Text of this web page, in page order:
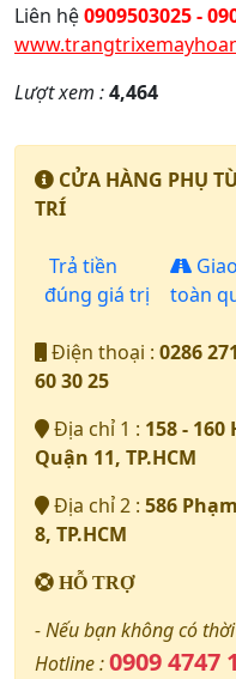
Liên hệ0909503025 -
Lượt xem :4,464
CỬA HÀNG PHỤ
TRÍ
Trả tiền
đúng giá trị
toàn
Điện thoại : 0286
60 30 25
Địa chỉ 1 : 158 -
Quận 11, TP.HCM
Địa chỉ 2 : 586
8, TP.HCM
HỖ TRỢ
- Nếu bạn không có
Hotline :0909 4747